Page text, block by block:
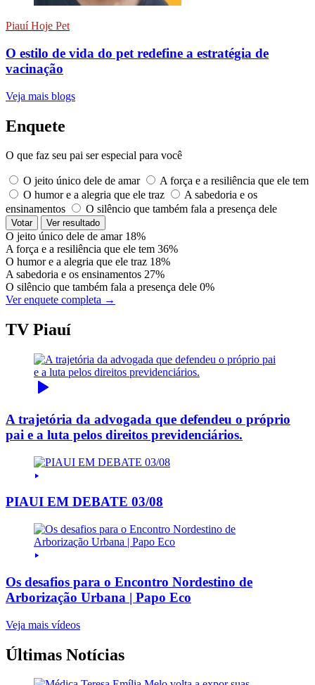
Piauí Hoje Pet
O estilo de vida do pet redefine a estratégia de
vacinação
Veja mais blogs
Enquete
O que faz seu pai ser especial para você
O jeito único dele de amar
A força e a resiliência que ele tem
O humor e a alegria que ele traz
A sabedoria e os
ensinamentos
O silêncio que também fala a presença dele
Votar Ver resultado
O jeito único dele de amar 18%
A força e a resiliência que ele tem 36%
O humor e a alegria que ele traz 18%
A sabedoria e os ensinamentos 27%
O silêncio que também fala a presença dele 0%
Ver enquete completa →
TV Piauí
A trajetória da advogada que defendeu o próprio
pai e a luta pelos direitos previdenciários.
PIAUI EM DEBATE 03/08
Os desafios para o Encontro Nordestino de
Arborização Urbana | Papo Eco
Veja mais vídeos
Últimas Notícias